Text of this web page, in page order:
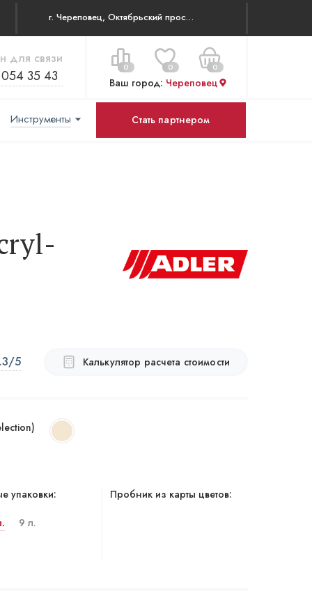
г. Череповец, Октябрьский проспект 83
для связи
35 43
0 0 0
Цена за все:
Перейти в корзину
Ваш город: Череповец
Инструменты Стать партнером
/5 Калькулятор расчета стоимости
упаковки:
9 л.
Пробник из карты цветов: